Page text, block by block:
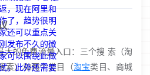
的免费流量入口：三个搜 索（淘
索）和两个类目（淘宝类目、商城